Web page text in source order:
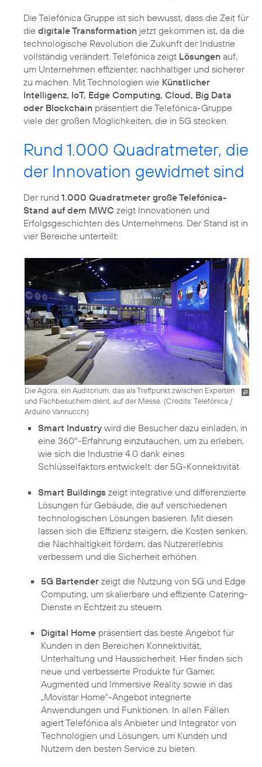
Die Telefónica Gruppe ist sich bewusst, dass die Zeit für
die digitale Transformation jetzt gekommen ist, da die
technologische Revolution die Zukunft der Industrie
vollständig verändert. Telefónica zeigt Lösungen auf,
um Unternehmen effizienter, nachhaltiger und sicherer
zu machen. Mit Technologien wie Künstlicher
Intelligenz, IoT, Edge Computing, Cloud, Big Data
oder Blockchain präsentiert die Telefónica-Gruppe
viele der großen Möglichkeiten, die in 5G stecken.
Rund 1.000 Quadratmeter, die
der Innovation gewidmet sind
Der rund 1.000 Quadratmeter große Telefónica-
Stand auf dem MWC zeigt Innovationen und
Erfolgsgeschichten des Unternehmens. Der Stand ist in
vier Bereiche unterteilt:
Die Agora, ein Auditorium, das als Treffpunkt zwischen Experten
und Fachbesuchern dient, auf der Messe. (Credits: Telefónica /
Arduino Vannucchi)
Smart Industry wird die Besucher dazu einladen, in
eine 360°-Erfahrung einzutauchen, um zu erleben,
wie sich die Industrie 4.0 dank eines
Schlüsselfaktors entwickelt: der 5G-Konnektivität.
Smart Buildings zeigt integrative und differenzierte
Lösungen für Gebäude, die auf verschiedenen
technologischen Lösungen basieren. Mit diesen
lassen sich die Effizienz steigern, die Kosten senken,
die Nachhaltigkeit fördern, das Nutzererlebnis
verbessern und die Sicherheit erhöhen.
5G Bartender zeigt die Nutzung von 5G und Edge
Computing, um skalierbare und effiziente Catering-
Digital Home präsentiert das beste Angebot für
Kunden in den Bereichen Konnektivität,
Unterhaltung und Haussicherheit. Hier finden sich
neue und verbesserte Produkte für Gamer,
Augmented und Immersive Reality sowie in das
„Movistar Home“-Angebot integrierte
Anwendungen und Funktionen. In allen Fällen
agiert Telefónica als Anbieter und Integrator von
Technologien und Lösungen, um Kunden und
Nutzern den besten Service zu bieten.